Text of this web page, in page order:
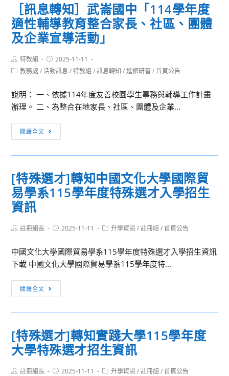
源
服
務
與
推
廣
畫
之
程」
教
育
部
國
民
及
前
教
通
高
級
學
藝
術
生
科
中
心
「身
［訊息轉知］武崙國中「114學年度
適性輔導教育整合家長、社區、團體
及企業宣導活動」
Post
author:
特教組
Post
published:
2025-11-11
Post教務處 / 活動訊息 / 特教組 / 訊息轉知 / 進修研習 / 首頁公告
說明： 一、依據114年度友善校園學生事務與輔導工作計畫
辦理。 二、為整合在地家長、社區、團體及企業...
閱讀全文
息
轉
武
崙
「114
年
度
導
育
整
[特殊選才]轉知中國文化大學國際貿
易學系115學年度特殊選才入學招生
資訊
Post註冊組長
Post2025-11-11
Post升學資訊 / 註冊組 / 首頁公告
中國文化大學國際貿易學系115學年度特殊選才入學招生資訊
下載 中國文化大學國際貿易學系115學年度特...
閱讀全文
殊
選
轉
知
國
[特殊選才]轉知實踐大學115學年度
大學特殊選才招生資訊
Post註冊組長
Post2025-11-11
Post升學資訊 / 註冊組 / 首頁公告